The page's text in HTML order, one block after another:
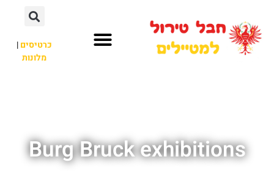
כרטיסים|
מלונות
Burg Bruck exhibitions